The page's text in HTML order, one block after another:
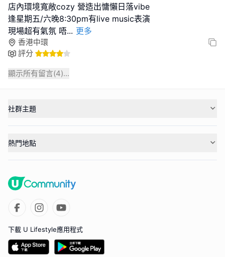
店內環境寬敞cozy 營造出慵懶日落vibe
逢星期五/六晚8:30pm有live music表演
現場超有氣氛 唔... 更多
香港中環
評分
顯示所有留言(4)...
社群主題
熱門地點
下載 U Lifestyle應用程式